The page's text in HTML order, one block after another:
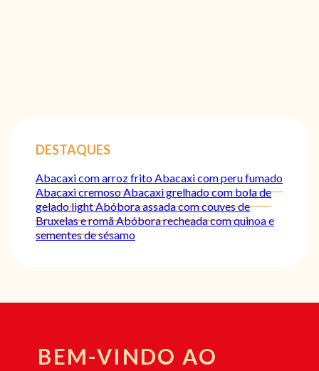
DESTAQUES
Abacaxi com arroz fritoAbacaxi com peru fumado
Abacaxi cremosoAbacaxi grelhado com bola de
gelado lightAbóbora assada com couves de
Bruxelas e romãAbóbora recheada com quinoa e
sementes de sésamo
BEM-VINDO AO